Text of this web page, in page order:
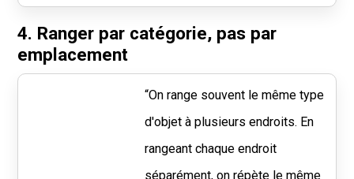
4. Ranger par catégorie, pas par
emplacement
“On range souvent le même type
d'objet à plusieurs endroits. En
rangeant chaque endroit
séparément, on répète le même